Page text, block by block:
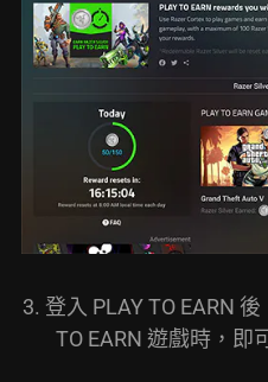
3. 登入 PLAY TO EARN
TO EARN 遊戲時，即